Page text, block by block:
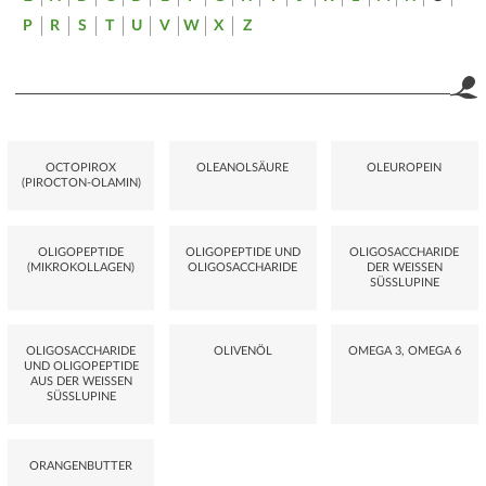
P
R S T U V W X Z
OCTOPIROX
(PIROCTON-OLAMIN)
OLEANOLSÄURE OLEUROPEIN
OLIGOPEPTIDE
(MIKROKOLLAGEN)
OLIGOPEPTIDE UND
OLIGOSACCHARIDE
OLIGOSACCHARIDE
DER WEISSEN S
ÜSSLUPINE
OLIGOSACCHARIDE
UND OLIGOPEPTIDE
AUS DER WEISSEN
SÜSSLUPINE
OLIVENÖL OMEGA 3, OMEGA 6
ORANGENBUTTER